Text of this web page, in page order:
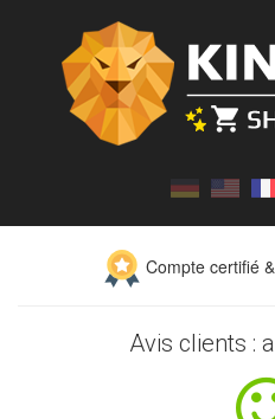
Compte certifié
Avis clients :